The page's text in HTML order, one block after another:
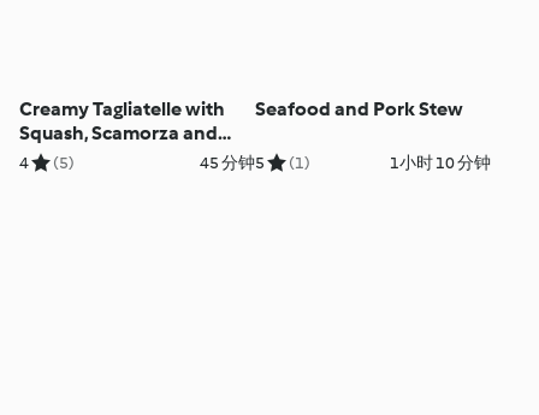
Creamy Tagliatelle with
Squash, Scamorza and
Pecorino
4 (5) 45 分钟
Seafood and Pork Stew
5 (1) 1小时 10 分钟